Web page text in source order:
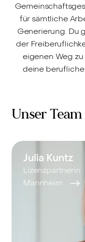
für sämtliche
Generierung. Du
der
eigenen Weg
deine
Unser
Julia Kuntz
Lizenzpartnerin
Mannheim